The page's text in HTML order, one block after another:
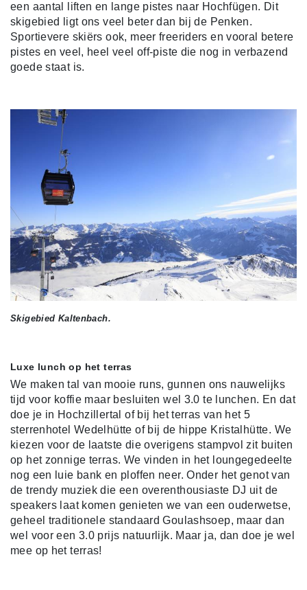
een aantal liften en lange pistes naar Hochfügen. Dit
skigebied ligt ons veel beter dan bij de Penken.
Sportievere skiërs ook, meer freeriders en vooral betere
pistes en veel, heel veel off-piste die nog in verbazend
goede staat is.
Skigebied Kaltenbach.
Luxe lunch op het terras
We maken tal van mooie runs, gunnen ons nauwelijks
tijd voor koffie maar besluiten wel 3.0 te lunchen. En dat
doe je in Hochzillertal of bij het terras van het 5
sterrenhotel Wedelhütte of bij de hippe Kristalhütte. We
kiezen voor de laatste die overigens stampvol zit buiten
op het zonnige terras. We vinden in het loungegedeelte
nog een luie bank en ploffen neer. Onder het genot van
de trendy muziek die een overenthousiaste DJ uit de
speakers laat komen genieten we van een ouderwetse,
geheel traditionele standaard Goulashsoep, maar dan
wel voor een 3.0 prijs natuurlijk. Maar ja, dan doe je wel
mee op het terras!